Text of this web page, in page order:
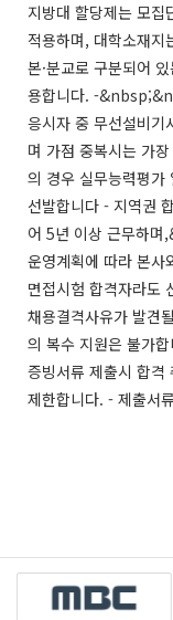
지방대 할당제는 모집
적용하며, 대학소재
본·분교로 구분되어
용합니다. -
응시자 중 무선설비기
며 가점 중복시는 가
의 경우 실무능력평가
선발합니다 - 지역권
어 5년 이상 근무하
운영계획에 따라 본
면접시험 합격자라도
채용결격사유가 발견
의 복수 지원은 불가
증빙서류 제출시 합격
제한합니다. - 제출서